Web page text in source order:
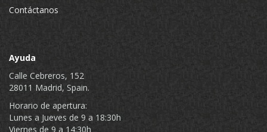
Contáctanos
Ayuda
Calle Cebreros, 152
28011 Madrid, Spain.
Horario de apertura:
Lunes a Jueves de 9 a 18:30h
Viernes de 9 a 14:30h